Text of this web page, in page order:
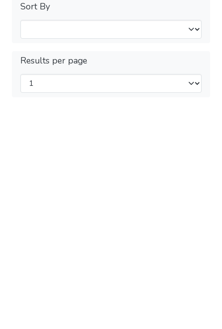
Sort By
Results per page